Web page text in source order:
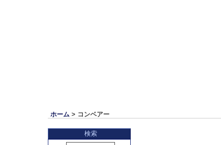
ホーム > コンベアー
検索